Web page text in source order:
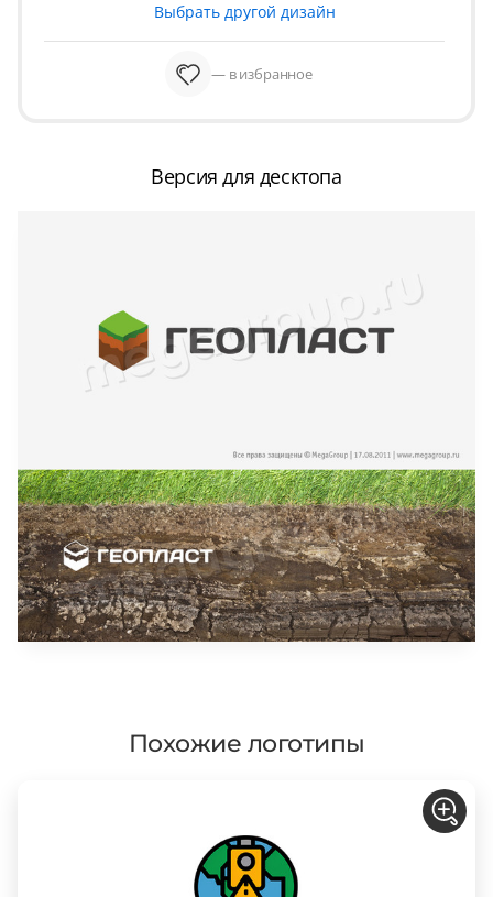
Выбрать другой дизайн
— в избранное
Версия для десктопа
Похожие логотипы